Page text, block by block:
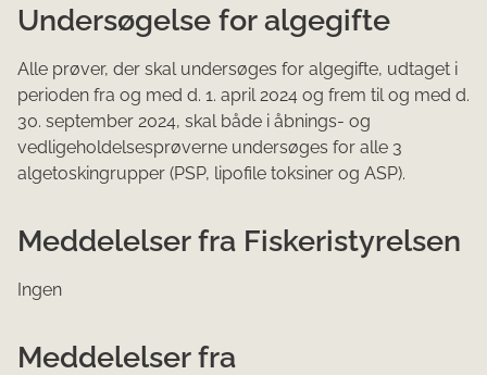
Undersøgelse for algegifte
Alle prøver, der skal undersøges for algegifte, udtaget i
perioden fra og med d. 1. april 2024 og frem til og med d.
30. september 2024, skal både i åbnings- og
vedligeholdelsesprøverne undersøges for alle 3
algetoskingrupper (PSP, lipofile toksiner og ASP).
Meddelelser fra Fiskeristyrelsen
Ingen
Meddelelser fra